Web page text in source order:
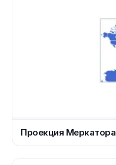
Проекция Меркатора